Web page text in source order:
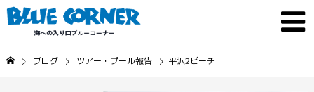
ブログ ツアー・プール報告 平沢2ビーチ